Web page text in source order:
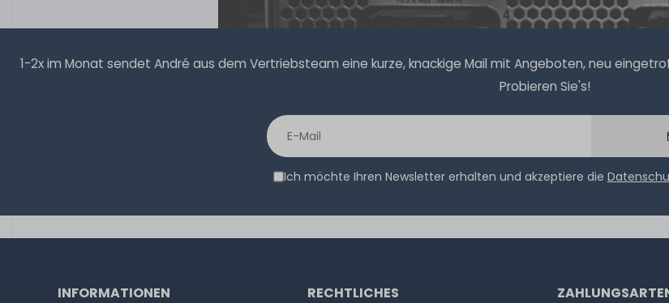
1-2x im Monat sendet André aus dem Vertriebsteam eine kurze, knackige Mail mit Angeboten, neu
Probieren Sie's!
Ich möchte Ihren Newsletter erhalten und akzeptiere die
INFORMATIONEN RECHTLICHES